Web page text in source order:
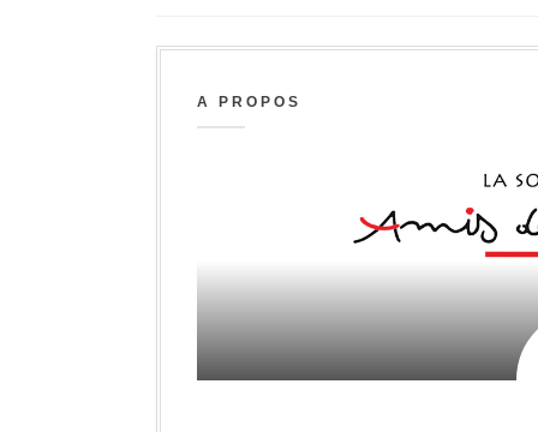
A PROPOS